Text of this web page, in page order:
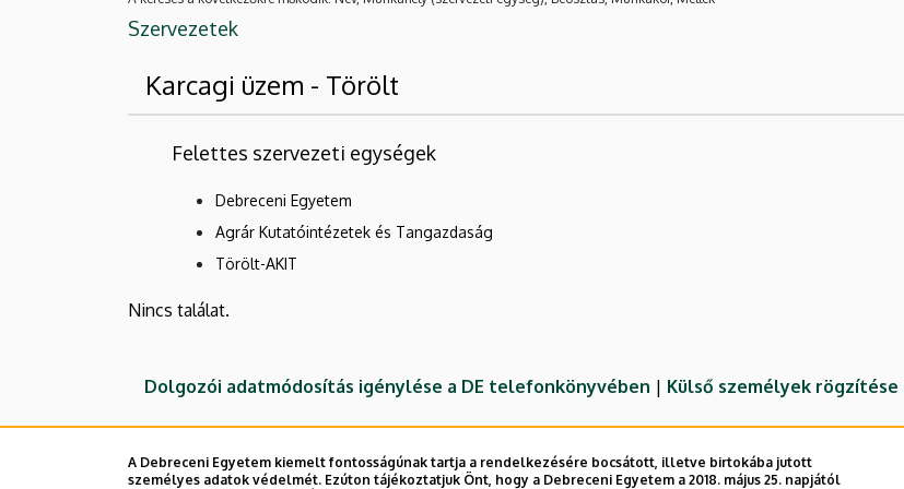
Szervezetek
Karcagi üzem - Törölt
Felettes szervezeti egységek
Debreceni Egyetem
Agrár Kutatóintézetek és Tangazdaság
Törölt-AKIT
Nincs találat.
Dolgozói adatmódosítás igénylése a DE telefonkönyvében | Külső személyek
A Debreceni Egyetem kiemelt fontosságúnak tartja a rendelkezésére bocsátott, illetve birtokába jutott
személyes adatok védelmét. Ezúton tájékoztatjuk Önt, hogy a Debreceni Egyetem a 2018. május 25. napjától